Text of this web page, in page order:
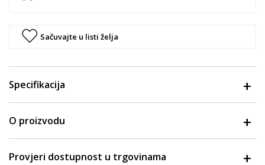
Sačuvajte u listi želja
Specifikacija
O proizvodu
Provjeri dostupnost u trgovinama